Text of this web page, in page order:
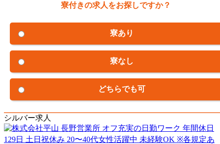
寮付きの求人をお探しですか？
寮あり
寮なし
どちらでも可
シルバー求人